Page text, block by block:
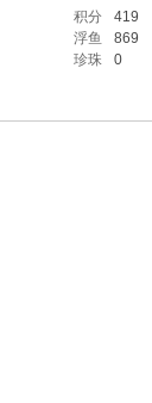
积分 419
浮鱼 869
珍珠 0